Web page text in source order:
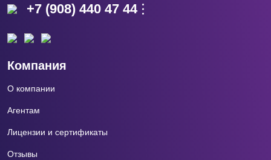
Компания
О компании
Агентам
Лицензии и сертификаты
Отзывы
+7 (908) 440 47 44